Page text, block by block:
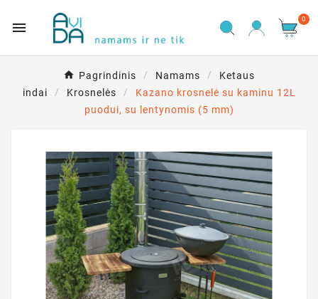

0
Pagrindinis Namams
Ketaus
indai
Krosnelės
Kazano krosnelė su kaminu 12L
puodui, su lentynomis (5 mm)